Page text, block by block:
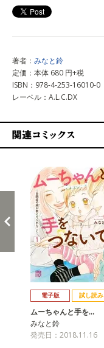
著者： みなと鈴
定価：本体 680 円+税
ISBN：978-4-253-16010-0
レーベル：A.L.C.DX
電子版 試し読み
ムーちゃんと手を…
みなと鈴
発売日：2018.11.16